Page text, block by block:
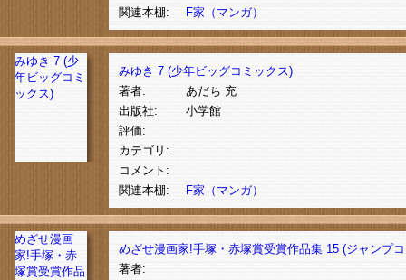
関連本棚:
F家（マンガ）
みゆき 7 (少
年ビッグコミ
ックス)
みゆき 7 (少年ビッグコミックス)
著者:
あだち 充
出版社:
小学館
評価:
カテゴリ:
コメント:
関連本棚:
F家（マンガ）
めざせ漫画
家!手塚・赤
塚賞受賞作品
めざせ漫画家!手塚・赤塚賞受賞作品集 15 (ジャンプ
著者: